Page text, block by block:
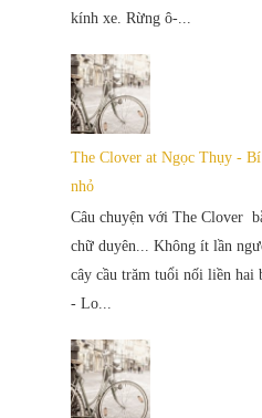
kính xe. Rừng ô-...
The Clover at Ngọc Thụy -
nhỏ
Câu chuyện với The Clover
chữ duyên... Không ít lần
cây cầu trăm tuổi nối liền hai
- Lo...